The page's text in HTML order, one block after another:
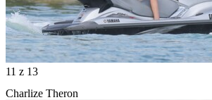
11 z 13
Charlize Theron